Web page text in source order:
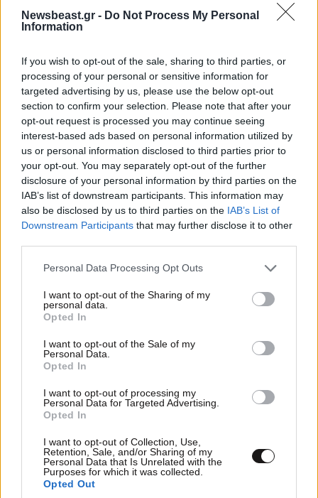
Newsbeast.gr - Do Not Process My Personal
Information
If you wish to opt-out of the sale, sharing to third parties, or
processing of your personal or sensitive information for
targeted advertising by us, please use the below opt-out
section to confirm your selection. Please note that after your
opt-out request is processed you may continue seeing
interest-based ads based on personal information utilized by
us or personal information disclosed to third parties prior to
your opt-out. You may separately opt-out of the further
disclosure of your personal information by third parties on the
IAB’s list of downstream participants. This information may
also be disclosed by us to third parties on the IAB’s List of
Downstream Participants that may further disclose it to other
Please note that this website/app uses one or more Google
not limited to your visit or usage behaviour. You may click to
grant or deny consent to Google and its third-party tags to
use your data for below specified purposes in below Google
consent section.
Personal Data Processing Opt Outs
I want to opt-out of the Sharing of my
personal data.
Opted In
I want to opt-out of the Sale of my
Personal Data.
Opted In
I want to opt-out of processing my
Personal Data for Targeted Advertising.
Opted In
I want to opt-out of Collection, Use,
Retention, Sale, and/or Sharing of my
Personal Data that Is Unrelated with the
Purposes for which it was collected.
Opted Out
Παράταση του ωραρίου λειτουργίας του
Λευκού Πύργου